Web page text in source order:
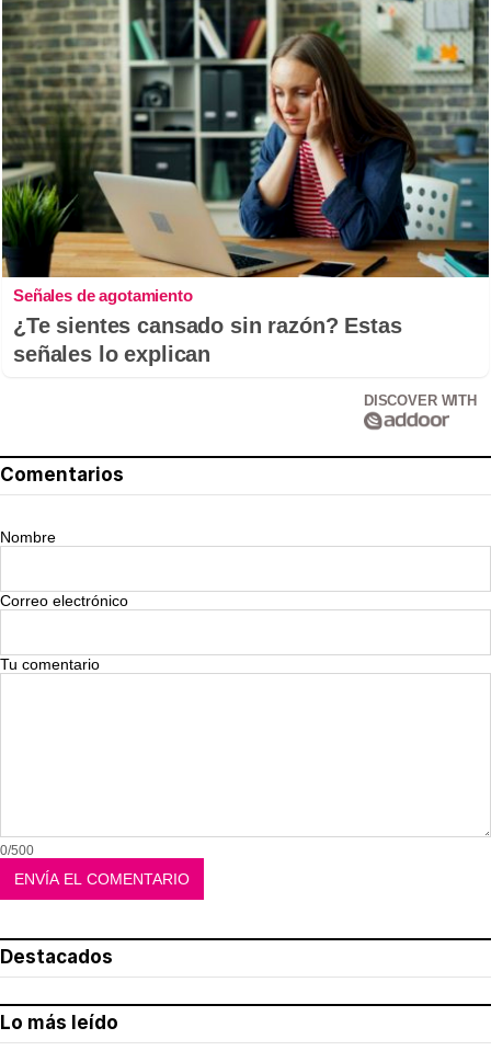
Señales de agotamiento
¿Te sientes cansado sin razón? Estas
señales lo explican
DISCOVER WITH
Comentarios
Nombre
Correo electrónico
Tu comentario
0/500
Destacados
Lo más leído